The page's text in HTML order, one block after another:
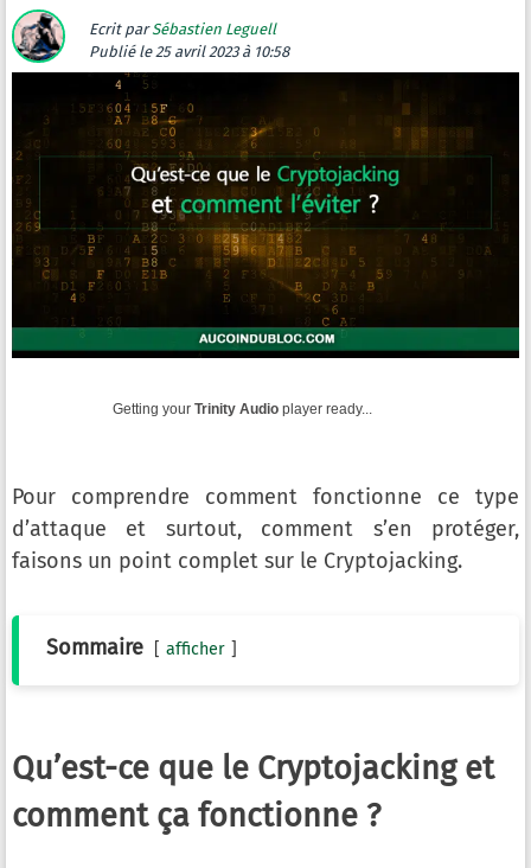
Ecrit parSébastien Leguell
Publié le 25 avril 2023 à 10:58
Getting your Trinity Audio player ready...
Pour comprendre comment fonctionne ce type
d’attaque et surtout, comment s’en protéger,
faisons un point complet sur le Cryptojacking.
Sommaire afficher
Qu’est-ce que le Cryptojacking et
comment ça fonctionne ?